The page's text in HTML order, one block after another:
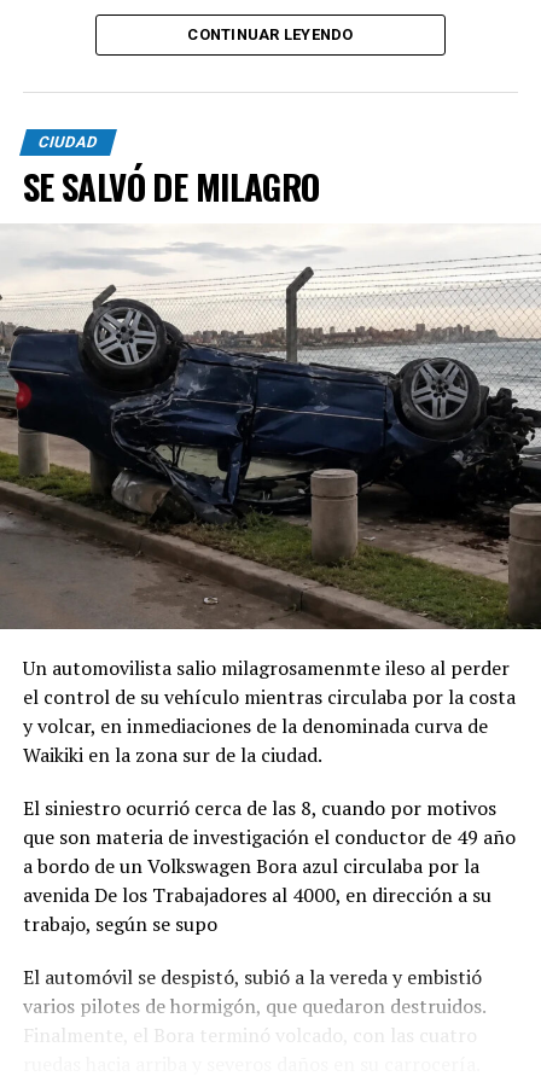
CONTINUAR LEYENDO
CIUDAD
SE SALVÓ DE MILAGRO
Un automovilista salio milagrosamenmte ileso al perder
el control de su vehículo mientras circulaba por la costa
y volcar, en inmediaciones de la denominada curva de
Waikiki en la zona sur de la ciudad.
El siniestro ocurrió cerca de las 8, cuando por motivos
que son materia de investigación el conductor de 49 año
a bordo de un Volkswagen Bora azul circulaba por la
avenida De los Trabajadores al 4000, en dirección a su
trabajo, según se supo
El automóvil se despistó, subió a la vereda y embistió
varios pilotes de hormigón, que quedaron destruidos.
Finalmente, el Bora terminó volcado, con las cuatro